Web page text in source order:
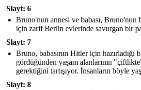
Slayt: 6
Bruno'nun annesi ve babası, Bruno'nun
için zarif Berlin evlerinde savurgan bir
Slayt: 7
Bruno, babasının Hitler için
gördüğünden yaşam alanlarının
gerektiğini tartışıyor. İnsanların böyle
Slayt: 8